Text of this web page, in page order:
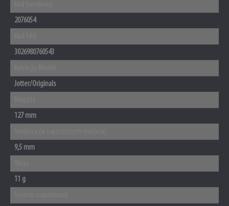
2076054
3026980760543
Jotter/Originals
127 mm
9,5 mm
11 g